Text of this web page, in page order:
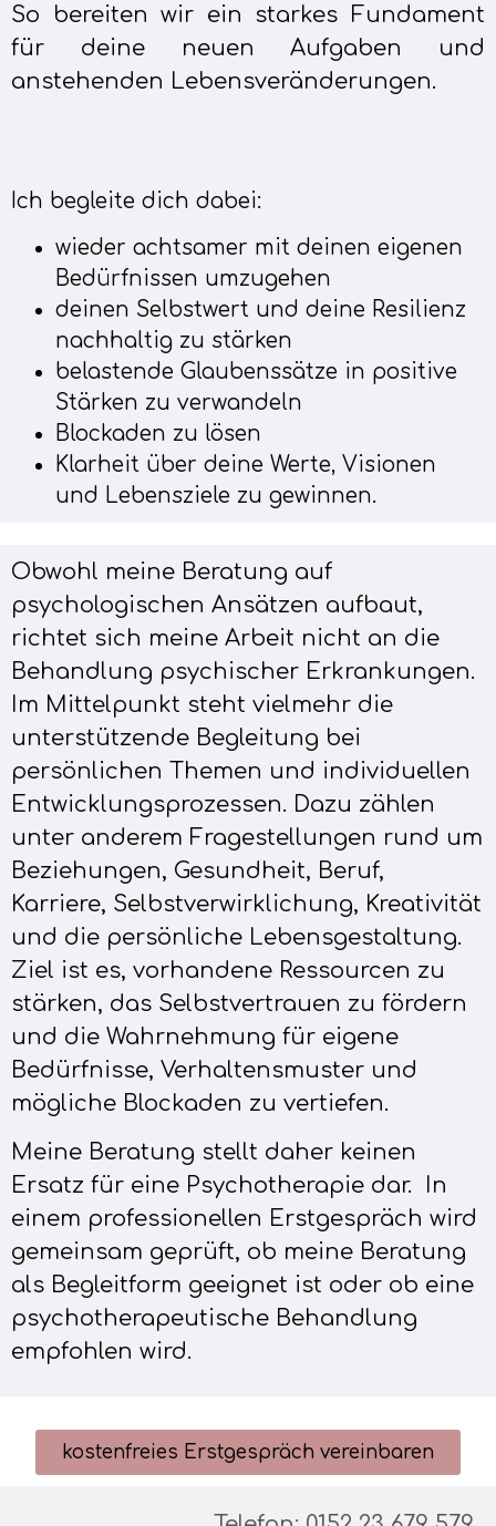
So bereiten wir ein starkes Fundament
für deine neuen Aufgaben und
anstehenden Lebensveränderungen.
Ich begleite dich dabei:
wieder achtsamer mit deinen eigenen
Bedürfnissen umzugehen
deinen Selbstwert und deine Resilienz
nachhaltig zu stärken
belastende Glaubenssätze in positive
Stärken zu verwandeln
Blockaden zu lösen
Klarheit über deine Werte, Visionen
und Lebensziele zu gewinnen.
Obwohl meine Beratung auf
psychologischen Ansätzen aufbaut,
richtet sich meine Arbeit nicht an die
Behandlung psychischer Erkrankungen.
Im Mittelpunkt steht vielmehr die
unterstützende Begleitung bei
persönlichen Themen und individuellen
Entwicklungsprozessen. Dazu zählen
unter anderem Fragestellungen rund um
Beziehungen, Gesundheit, Beruf,
Karriere, Selbstverwirklichung, Kreativität
und die persönliche Lebensgestaltung.
Ziel ist es, vorhandene Ressourcen zu
stärken, das Selbstvertrauen zu fördern
und die Wahrnehmung für eigene
Bedürfnisse, Verhaltensmuster und
mögliche Blockaden zu vertiefen.
Meine Beratung stellt daher keinen
Ersatz für eine Psychotherapie dar. In
einem professionellen Erstgespräch wird
gemeinsam geprüft, ob meine Beratung
als Begleitform geeignet ist oder ob eine
psychotherapeutische Behandlung
empfohlen wird.
kostenfreies Erstgespräch vereinbaren